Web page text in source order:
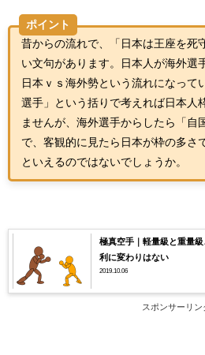
ポイント
昔からの流れで、「日本は王座を死
い文句があります。日本人が海外選
日本ｖｓ海外勢という流れになって
選手」という括りで考えれば日本人
ませんが、海外選手からしたら「自
で、客観的に見たら日本が枠の多さ
といえるのではないでしょうか。
極真空手｜軽量級と重量
利に変わりはない
2019.10.06
スポンサーリン